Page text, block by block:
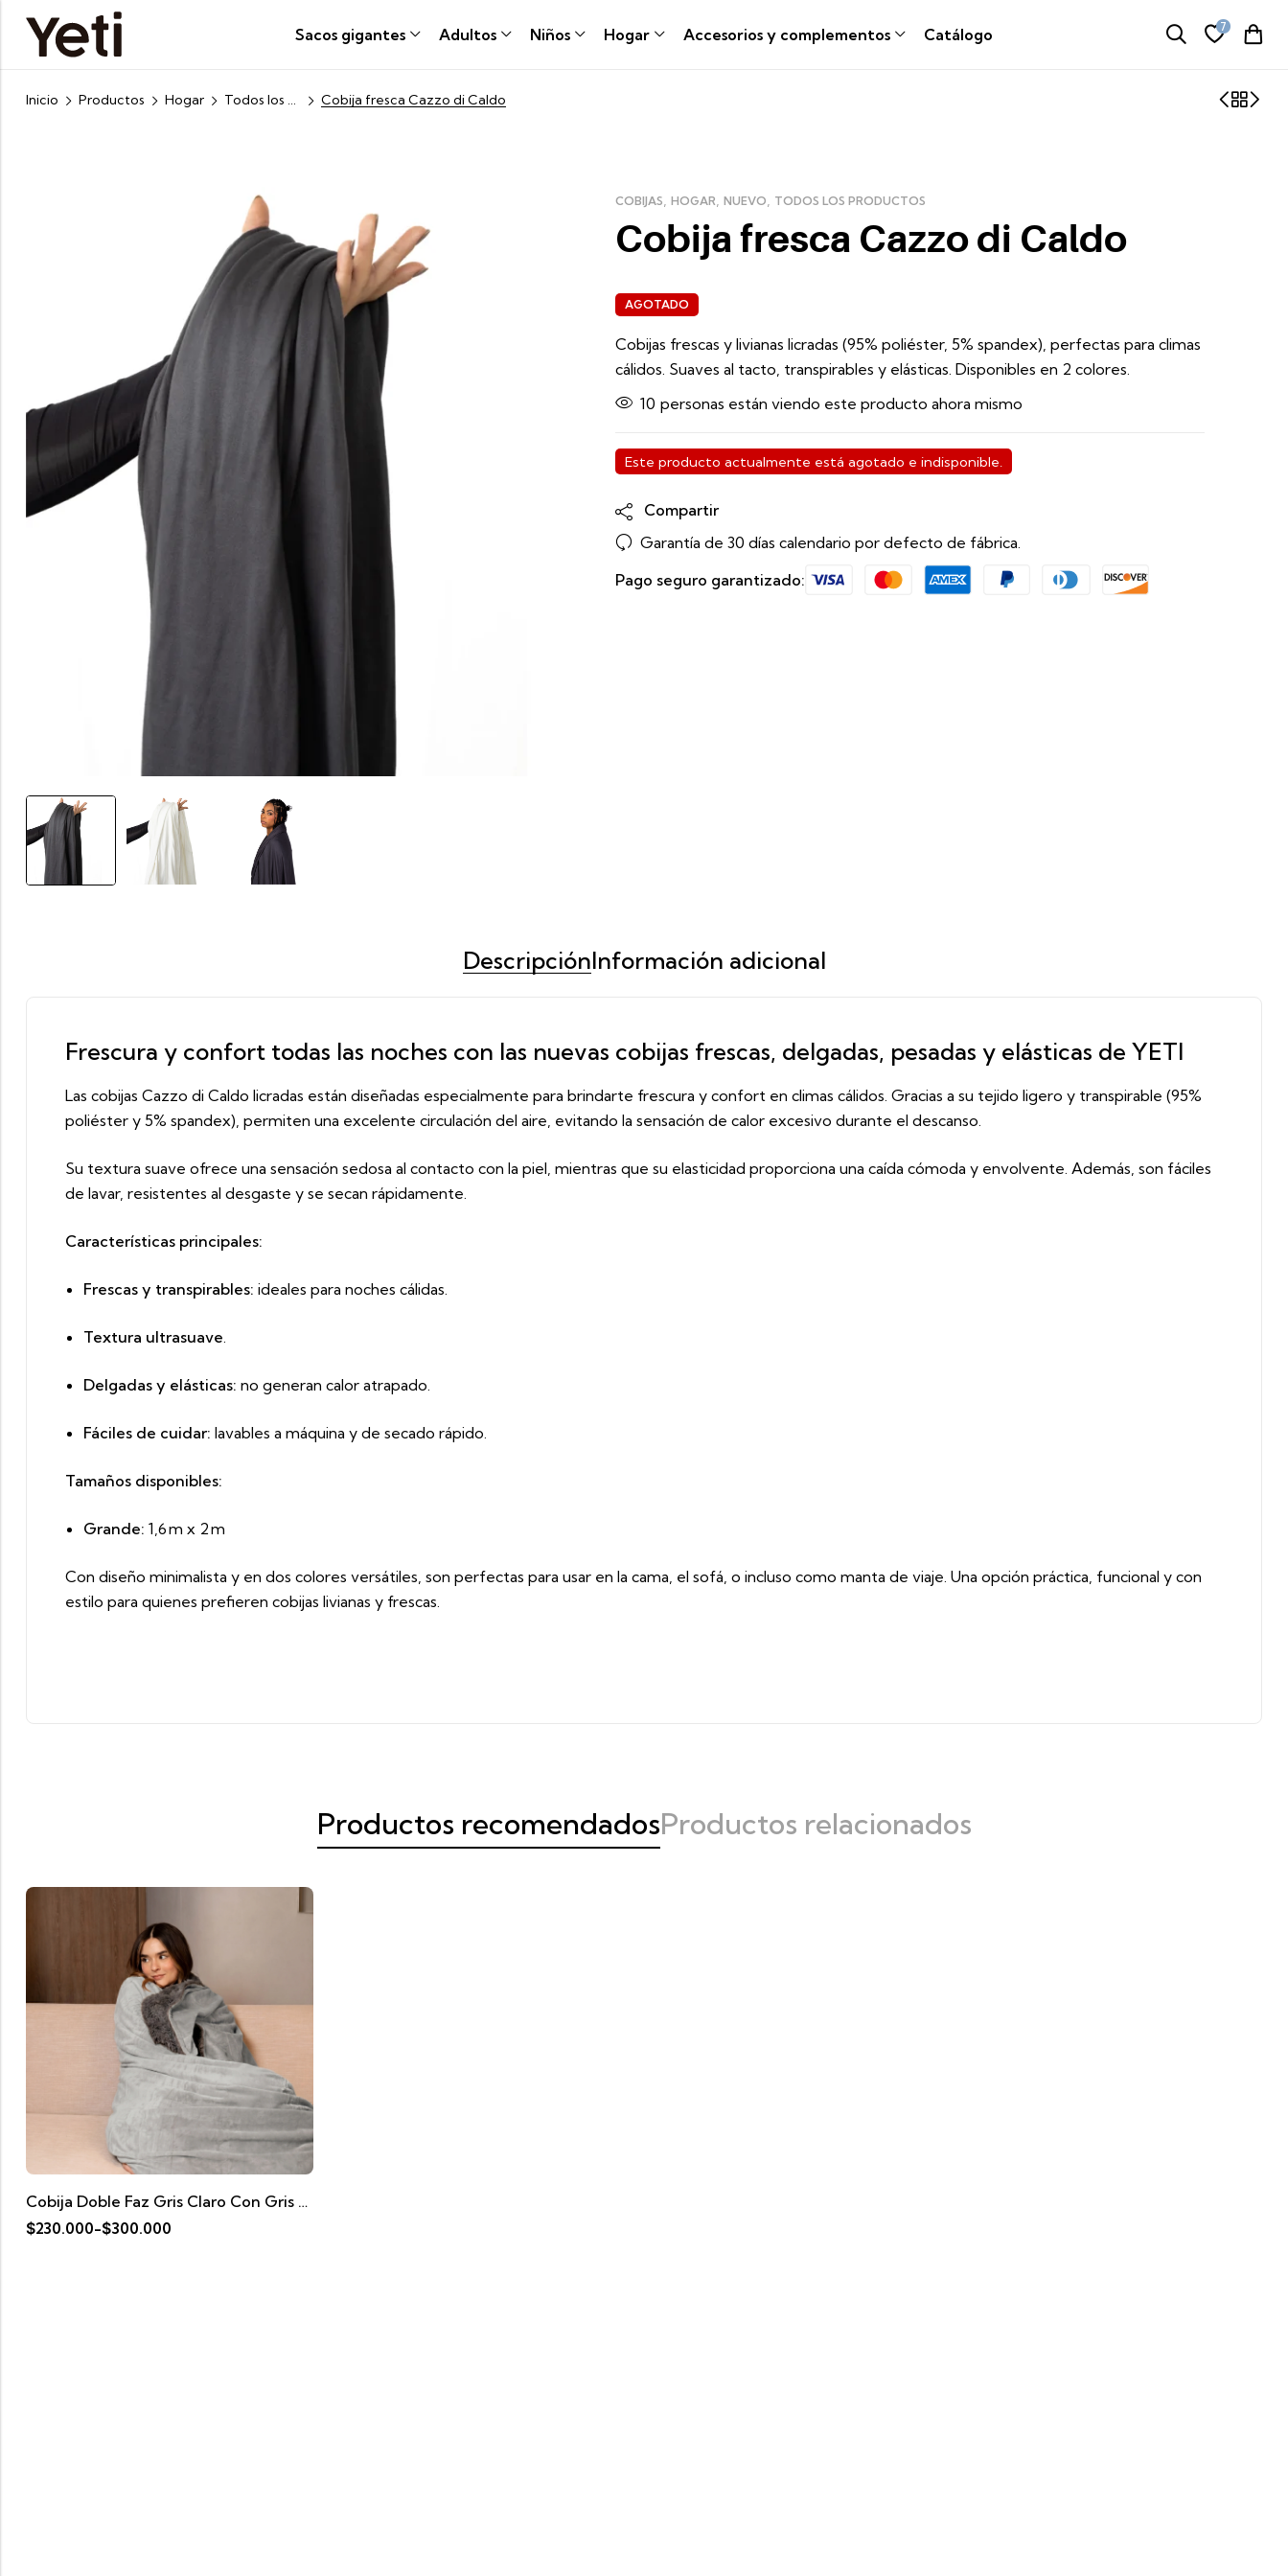
Sacos gigantes Adultos Niños Hogar Accesorios y complementos Catálogo 7
Inicio Productos Hogar Todos los productos Cobija fresca Cazzo di Caldo
COBIJAS, HOGAR, NUEVO, TODOS LOS PRODUCTOS
Cobija fresca Cazzo di Caldo
AGOTADO
Cobijas frescas y livianas licradas (95% poliéster, 5% spandex), perfectas para climas
cálidos. Suaves al tacto, transpirables y elásticas. Disponibles en 2 colores.
10 personas están viendo este producto ahora mismo
Este producto actualmente está agotado e indisponible.
Compartir
Garantía de 30 días calendario por defecto de fábrica.
Pago seguro garantizado:
DescripciónInformación adicional
Frescura y confort todas las noches con las nuevas cobijas frescas, delgadas, pesadas y elásticas de YETI
Las cobijas Cazzo di Caldo licradas están diseñadas especialmente para brindarte frescura y confort en climas cálidos. Gracias a su tejido ligero y transpirable (95%
poliéster y 5% spandex), permiten una excelente circulación del aire, evitando la sensación de calor excesivo durante el descanso.
Su textura suave ofrece una sensación sedosa al contacto con la piel, mientras que su elasticidad proporciona una caída cómoda y envolvente. Además, son fáciles
de lavar, resistentes al desgaste y se secan rápidamente.
Características principales:
Frescas y transpirables: ideales para noches cálidas.
Textura ultrasuave.
Delgadas y elásticas: no generan calor atrapado.
Fáciles de cuidar: lavables a máquina y de secado rápido.
Tamaños disponibles:
Grande: 1,6 m x 2 m
Con diseño minimalista y en dos colores versátiles, son perfectas para usar en la cama, el sofá, o incluso como manta de viaje. Una opción práctica, funcional y con
estilo para quienes prefieren cobijas livianas y frescas.
Productos recomendadosProductos relacionados
Cobija Doble Faz Gris Claro Con Gris Oscuro
$230.000-$300.000